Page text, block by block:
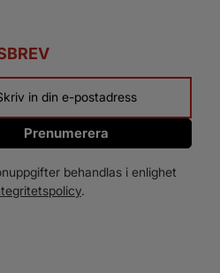
Prenumerera
behandlas i enlighet
.